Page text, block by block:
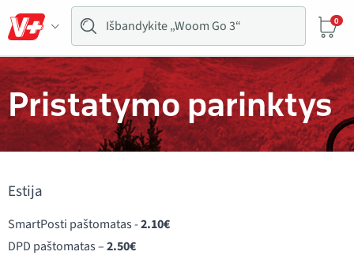
0
Pristatymo parinktys
Estija
SmartPosti paštomatas -2.10€
DPD paštomatas –2.50€